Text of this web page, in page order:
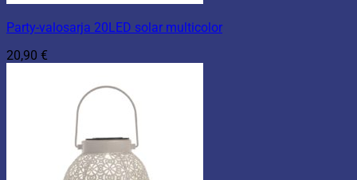
Party-valosarja 20LED solar multicolor
20,90 €